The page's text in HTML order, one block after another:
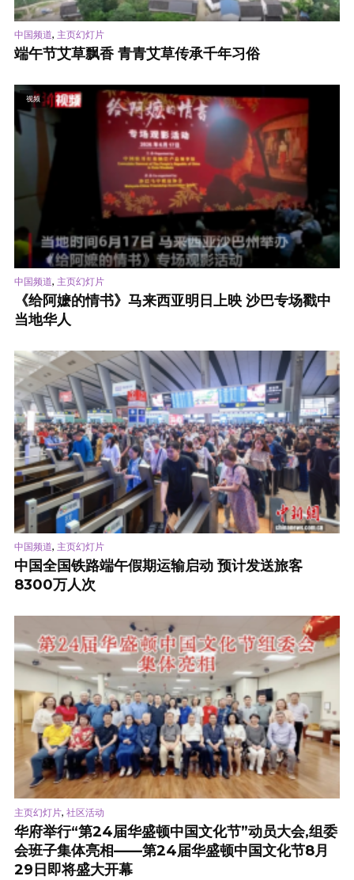
中国频道, 主页幻灯片
端午节艾草飘香 青青艾草传承千年习俗
视频
中国频道, 主页幻灯片
《给阿嬷的情书》马来西亚明日上映 沙巴专场戳中
当地华人
中国频道, 主页幻灯片
中国全国铁路端午假期运输启动 预计发送旅客
8300万人次
主页幻灯片, 社区活动
华府举行“第24届华盛顿中国文化节”动员大会,组委
会班子集体亮相——第24届华盛顿中国文化节8月
29日即将盛大开幕